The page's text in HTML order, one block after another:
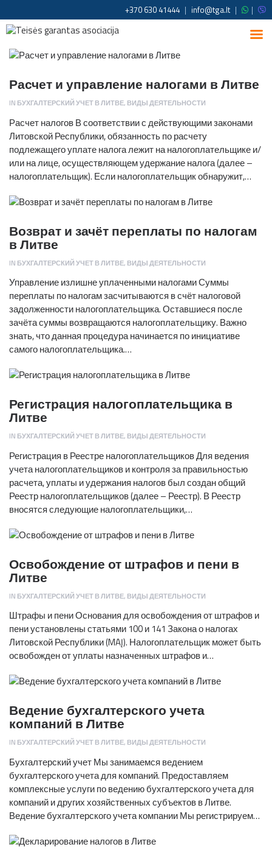
+370 630 41444 | info@tga.lt | |
Расчет и управление налогами в Литве
IN БУХГАЛТЕРСКИЙ УЧЕТ В ЛИТВЕ, ВИДЫ ДЕЯТЕЛЬНОСТИ
Расчет налогов В соответствии с действующими законами
Литовской Республики, обязанность по расчету
подлежащего уплате налога лежит на налогоплательщике и/
или на лице, осуществляющем удержание налога (далее –
налогоплательщик). Если налогоплательщик обнаружит,…
Возврат и зачёт переплаты по налогам
в Литве
IN БУХГАЛТЕРСКИЙ УЧЕТ В ЛИТВЕ, ВИДЫ ДЕЯТЕЛЬНОСТИ
Управление излишне уплаченными налогами Суммы
переплаты по налогам засчитываются в счёт налоговой
задолженности налогоплательщика. Оставшиеся после
зачёта суммы возвращаются налогоплательщику. Важно
знать, что данная процедура начинается по инициативе
самого налогоплательщика.…
Регистрация налогоплательщика в
Литве
IN БУХГАЛТЕРСКИЙ УЧЕТ В ЛИТВЕ, ВИДЫ ДЕЯТЕЛЬНОСТИ
Регистрация в Реестре налогоплательщиков Для ведения
учета налогоплательщиков и контроля за правильностью
расчета, уплаты и удержания налогов был создан общий
Реестр налогоплательщиков (далее – Реестр). В Реестр
вносятся следующие налогоплательщики,…
Освобождение от штрафов и пени в
Литве
IN БУХГАЛТЕРСКИЙ УЧЕТ В ЛИТВЕ, ВИДЫ ДЕЯТЕЛЬНОСТИ
Штрафы и пени Основания для освобождения от штрафов и
пени установлены статьями 100 и 141 Закона о налогах
Литовской Республики (MAĮ). Налогоплательщик может быть
освобожден от уплаты назначенных штрафов и…
Ведение бухгалтерского учета
компаний в Литве
IN БУХГАЛТЕРСКИЙ УЧЕТ В ЛИТВЕ, ВИДЫ ДЕЯТЕЛЬНОСТИ
Бухгалтерский учет Мы занимаемся ведением
бухгалтерского учета для компаний. Предоставляем
комплексные услуги по ведению бухгалтерского учета для
компаний и других хозяйственных субъектов в Литве.
Ведение бухгалтерского учета компании Мы регистрируем…